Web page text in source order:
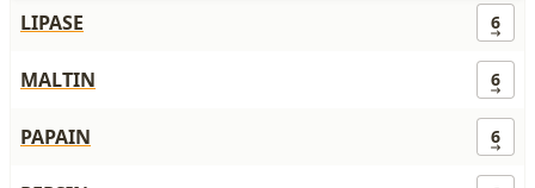
LIPASE
6
MALTIN 6
PAPAIN 6